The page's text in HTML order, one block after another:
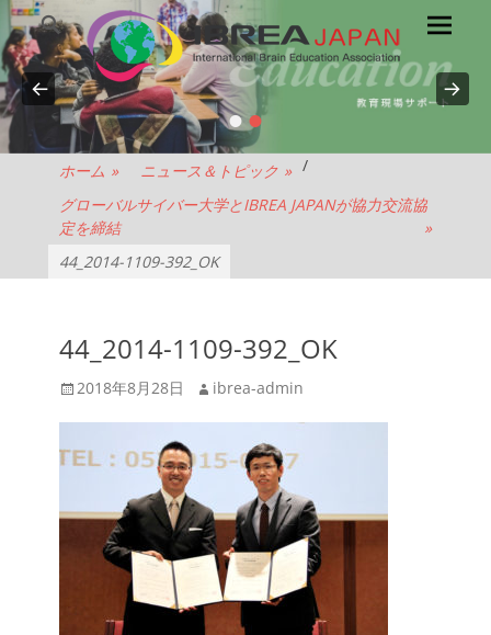
NPO
法
人
JAPAN
メ
イ
ン
メ
ュ
索
••
ホーム » ニュース＆トピック » /
グローバルサイバー大学とIBREA JAPANが協力交流協
定を締結
»
44_2014-1109-392_OK
44_2014-1109-392_OK
投2018年8月28日
投 ibrea-admin